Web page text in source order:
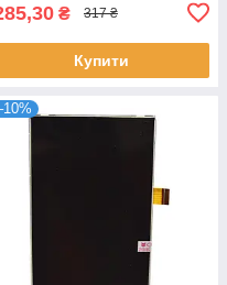
₴ 317 ₴
Купити